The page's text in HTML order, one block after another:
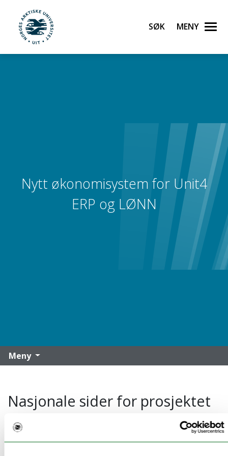
Gå til hovedinnhold
UiT Norges arktiske universitet
Søk Meny
Nytt økonomisystem for Unit4
ERP og LØNN
Meny
Nasjonale sider for prosjektet
BOTT ØL